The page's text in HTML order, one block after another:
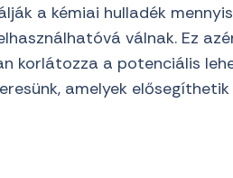
a kémiai hulladék
válnak. Ez
korlátozza a potenciális
amelyek